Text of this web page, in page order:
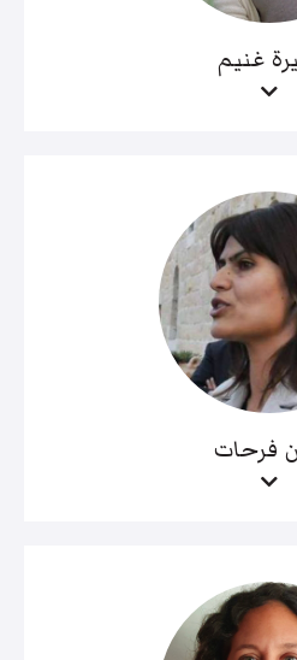
غنيم
فرحات